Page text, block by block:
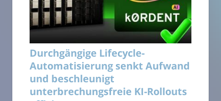
Durchgängige Lifecycle-
Automatisierung senkt Aufwand
und beschleunigt
unterbrechungsfreie KI-Rollouts